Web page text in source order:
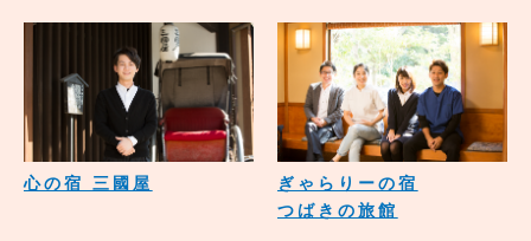
心の宿 三國屋
ぎゃらりーの宿
つばきの旅館